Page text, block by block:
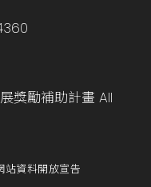
獎勵補助計畫 All
站資料開放宣告